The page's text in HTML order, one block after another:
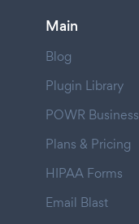
Main
Blog
Plugin Library
POWR Business
Plans & Pricing
HIPAA Forms
Email Blast